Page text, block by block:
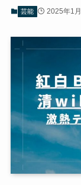
芸能 2025年1